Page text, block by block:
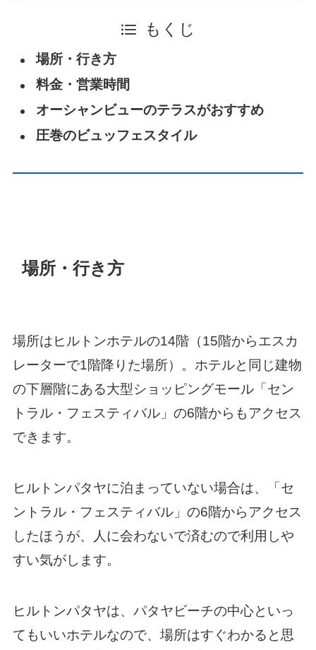
もくじ
場所・行き方
料金・営業時間
オーシャンビューのテラスがおすすめ
圧巻のビュッフェスタイル
場所・行き方
場所はヒルトンホテルの14階（15階からエスカ
レーターで1階降りた場所）。ホテルと同じ建物
の下層階にある大型ショッピングモール「セン
トラル・フェスティバル」の6階からもアクセス
できます。
ヒルトンパタヤに泊まっていない場合は、「セ
ントラル・フェスティバル」の6階からアクセス
したほうが、人に会わないで済むので利用しや
すい気がします。
ヒルトンパタヤは、パタヤビーチの中心といっ
てもいいホテルなので、場所はすぐわかると思